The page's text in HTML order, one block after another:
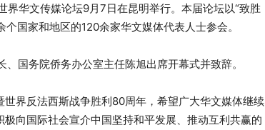
华文传媒论坛9月7日在昆明举行。本届论坛以“致胜
国家和地区的120余家华文媒体代表人士参会。
国务院侨务办公室主任陈旭出席开幕式并致辞。
界反法西斯战争胜利80周年，希望广大华文媒体继续
向国际社会宣介中国坚持和平发展、推动互利共赢的